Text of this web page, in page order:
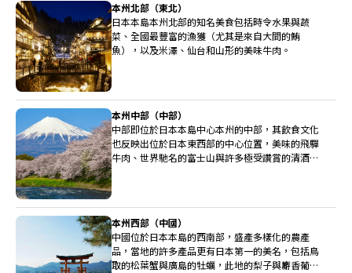
本州北部（東北）
日本本島本州北部的知名美食包括時令水果與蔬
菜、全國最豐富的漁獲（尤其是來自大間的鮪
魚），以及米澤、仙台和山形的美味牛肉。
本州中部（中部）
中部即位於日本本島中心本州的中部，其飲食文化
也反映出位於日本東西部的中心位置，美味的飛驒
牛肉、世界馳名的富士山與許多極受讚賞的清酒釀
本州西部（中國）
中國位於日本本島的西南部，盛產多樣化的農產
品，當地的許多產品更有日本第一的美名，包括鳥
取的松葉蟹與廣島的牡蠣，此地的梨子與麝香葡萄